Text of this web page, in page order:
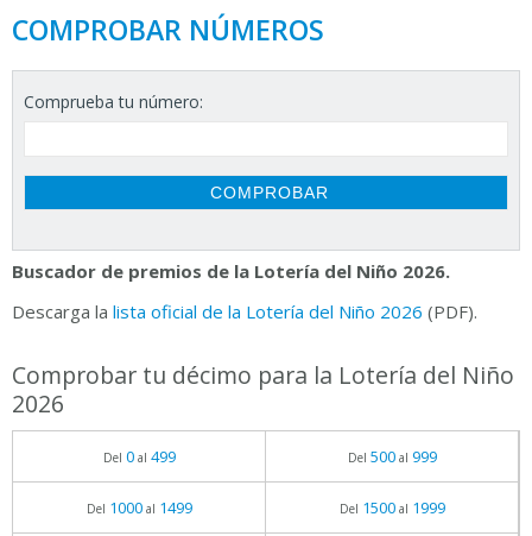
COMPROBAR NÚMEROS
Comprueba tu número:
Buscador de premios de la Lotería del Niño 2026.
Descarga la lista oficial de la Lotería del Niño 2026 (PDF).
Comprobar tu décimo para la Lotería del Niño
2026
Del 0al 499 Del 500al 999
Del 1000al 1499 Del 1500al 1999